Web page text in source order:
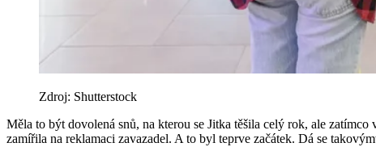
Zdroj: Shutterstock
Měla to být dovolená snů, na kterou se Jitka těšila celý rok, ale
zamířila na reklamaci zavazadel. A to byl teprve začátek. Dá se